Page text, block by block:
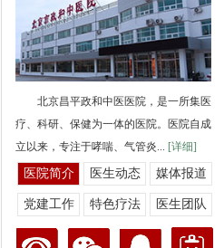
北京昌平政和中医医院，是一所集医
疗、科研、保健为一体的医院。医院自成
立以来，专注于哮喘、气管炎... [详细]
医院简介 医生动态 媒体报道
党建工作 特色疗法 医生团队